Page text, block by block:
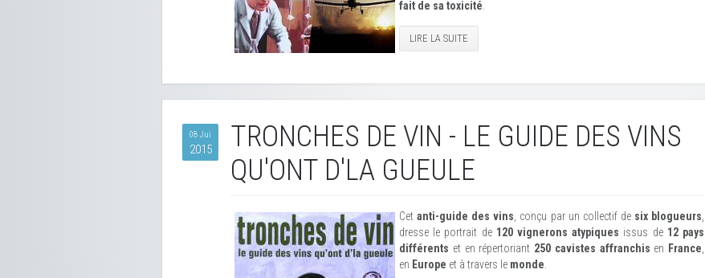
fait de sa toxicité
LIRE LA SUITE
08 Jui
2015
TRONCHES DE VIN - LE GUIDE DES VINS
QU'ONT D'LA GUEULE
Cetanti-guide des vins , conçu par un collectif de six blogueurs
dresse le portrait de 120 vignerons atypiques issus de 12 pays
différents et en répertoriant 250 cavistes affranchis en France
en Europe et à travers le monde